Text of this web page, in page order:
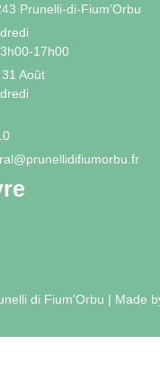
Prunelli-di-Fium'Orbu
17h00
Août
di Fium'Orbu | Made